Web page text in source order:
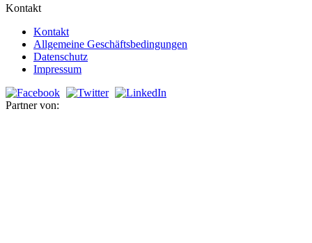
Kontakt
Kontakt
Allgemeine Geschäftsbedingungen
Datenschutz
Impressum
Partner von: